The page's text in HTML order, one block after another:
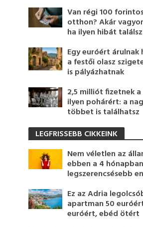
Van régi 100
otthon? Akár
ha ilyen hibát
Egy euróért árulnak
a festői olasz
is pályázhatnak
2,5 milliót fizetnek
ilyen pohárért: a
többet is találhatsz
LEGFRISSEBB CIKKEINK
Nem véletlen az
ebben a 4
legszerencsésebb
Ez az Adria
apartman 50
euróért, ebéd ötért